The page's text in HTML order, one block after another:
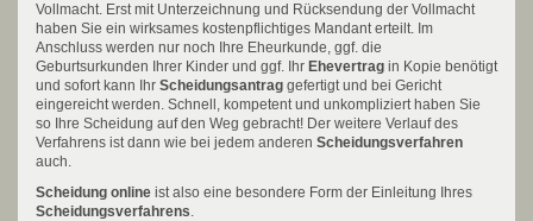
Vollmacht. Erst mit Unterzeichnung und Rücksendung der Vollmacht
haben Sie ein wirksames kostenpflichtiges Mandant erteilt. Im
Anschluss werden nur noch Ihre Eheurkunde, ggf. die
Geburtsurkunden Ihrer Kinder und ggf. Ihr Ehevertrag in Kopie benötigt
und sofort kann Ihr Scheidungsantrag gefertigt und bei Gericht
eingereicht werden. Schnell, kompetent und unkompliziert haben Sie
so Ihre Scheidung auf den Weg gebracht! Der weitere Verlauf des
Verfahrens ist dann wie bei jedem anderen Scheidungsverfahren
auch.
Scheidung online ist also eine besondere Form der Einleitung Ihres
Scheidungsverfahrens.